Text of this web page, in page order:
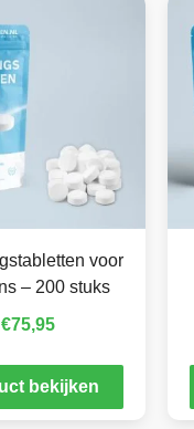
voor
– 200 stuks
€75,95
bekijken